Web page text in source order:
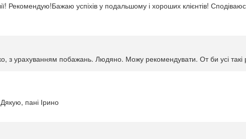
Рекомендую!Бажаю успіхів у подальшому і хороших клієнтів!
з урахуванням побажань. Людяно. Можу рекомендувати. От би усі такі
пані Ірино